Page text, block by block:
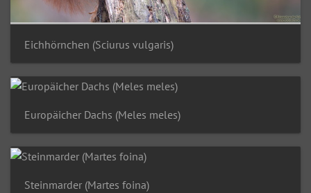
Eichhörnchen (Sciurus vulgaris)
Europäicher Dachs (Meles meles)
Steinmarder (Martes foina)